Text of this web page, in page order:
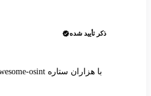
ذکر تأیید شده